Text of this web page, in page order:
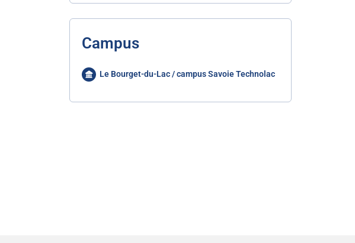
Campus
Le Bourget-du-Lac / campus Savoie Technolac